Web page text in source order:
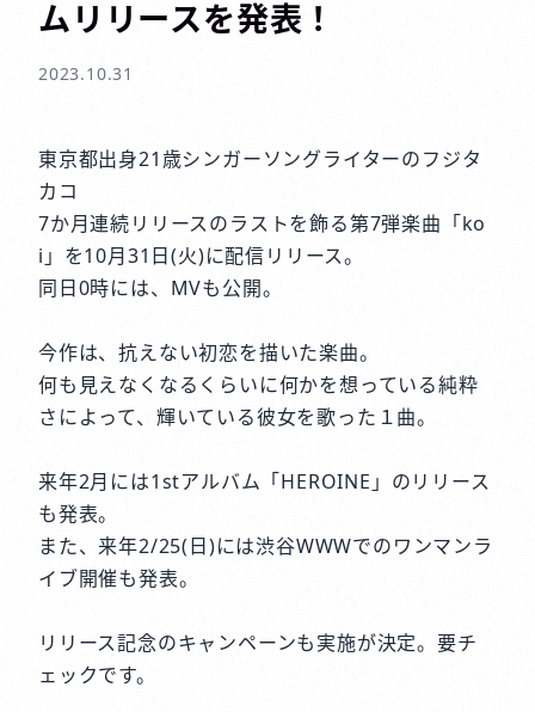
ムリリースを発表！
2023.10.31
東京都出身21歳シンガーソングライターのフジタ
カコ
7か月連続リリースのラストを飾る第7弾楽曲「ko
i」を10月31日(火)に配信リリース。
同日0時には、MVも公開。
今作は、抗えない初恋を描いた楽曲。
何も見えなくなるくらいに何かを想っている純粋
さによって、輝いている彼女を歌った１曲。
来年2月には1stアルバム「HEROINE」のリリース
も発表。
また、来年2/25(日)には渋谷WWWでのワンマンラ
イブ開催も発表。
リリース記念のキャンペーンも実施が決定。要チ
ェックです。